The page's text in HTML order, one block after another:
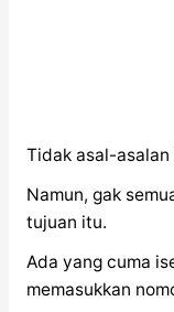
Tidak asal-asalan
Namun, gak
tujuan itu.
Ada yang cuma
memasukkan